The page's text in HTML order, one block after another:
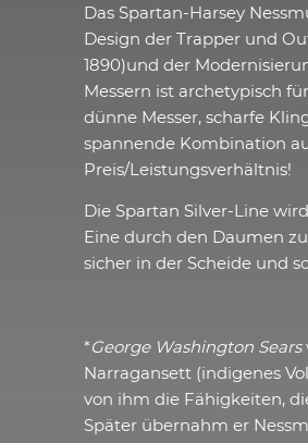
Das Spartan-Harsey
Design der Trapper und
1890)und der
Messern ist archetypisch
dünne Messer, scharfe
spannende Kombination
Preis/Leistungsverhältnis!
Die Spartan Silver-Line
Eine durch den Daumen
sicher in der Scheide und
*George Washington Sears
Narragansett (indigenes
von ihm die Fähigkeiten,
Später übernahm er